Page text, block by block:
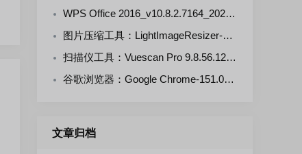
WPS Office 2016_v10.8.2.7164_20260806 雨糖科技特别版
图片压缩工具：LightImageResizer-v7.6.5.176 绿色版
扫描仪工具：Vuescan Pro 9.8.56.12 中文绿色便携版
谷歌浏览器：Google Chrome-151.0.7922.109 官方正式版+便携增强版
文章归档